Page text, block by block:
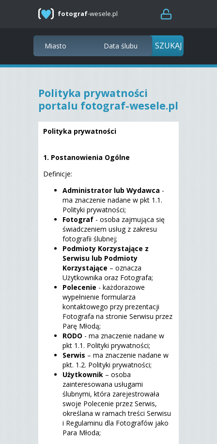
fotograf-wesele.pl
Polityka prywatności
portalu fotograf-wesele.pl
Polityka prywatności
1. Postanowienia Ogólne
Definicje:
Administrator lub Wydawca -
ma znaczenie nadane w pkt 1.1.
Polityki prywatności;
Fotograf - osoba zajmująca się
świadczeniem usług z zakresu
fotografii ślubnej;
Podmioty Korzystające z
Serwisu lub Podmioty
Korzystające – oznacza
Użytkownika oraz Fotografa;
Polecenie - każdorazowe
wypełnienie formularza
kontaktowego przy prezentacji
Fotografa na stronie Serwisu przez
Parę Młodą;
RODO - ma znaczenie nadane w
pkt 1.1. Polityki prywatności;
Serwis – ma znaczenie nadane w
pkt. 1.2. Polityki prywatności;
Użytkownik – osoba
zainteresowana usługami
ślubnymi, która zarejestrowała
swoje Polecenie przez Serwis,
określana w ramach treści Serwisu
i Regulaminu dla Fotografów jako
Para Młoda;